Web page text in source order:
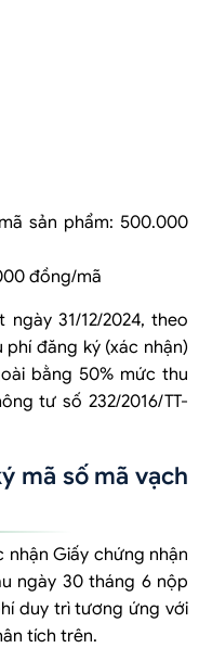
sản phẩm: 500.000
đồng/mã
31/12/2024, theo
phí đăng ký (xác nhận)
bằng 50% mức thu
tư số 232/2016/TT-
mã số mã vạch
Giấy chứng nhận
ngày 30 tháng 6 nộp
duy trì tương ứng với
tích trên.